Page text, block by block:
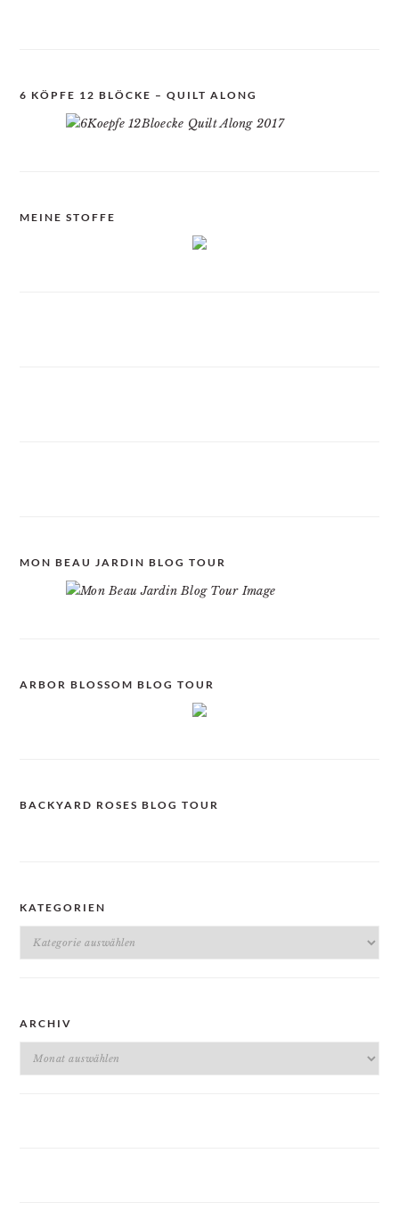
6 KÖPFE 12 BLÖCKE – QUILT ALONG
MEINE STOFFE
MON BEAU JARDIN BLOG TOUR
ARBOR BLOSSOM BLOG TOUR
BACKYARD ROSES BLOG TOUR
KATEGORIEN
Kategorien
ARCHIV
Archiv